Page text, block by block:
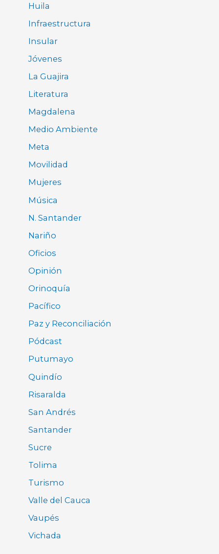
Huila
Infraestructura
Insular
Jóvenes
La Guajira
Literatura
Magdalena
Medio Ambiente
Meta
Movilidad
Mujeres
Música
N. Santander
Nariño
Oficios
Opinión
Orinoquía
Pacífico
Paz y Reconciliación
Pódcast
Putumayo
Quindío
Risaralda
San Andrés
Santander
Sucre
Tolima
Turismo
Valle del Cauca
Vaupés
Vichada